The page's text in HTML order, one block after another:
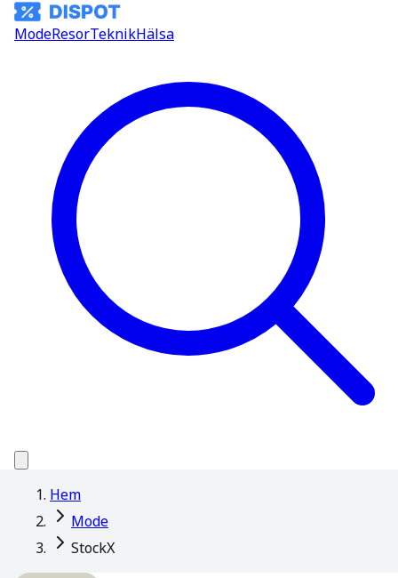
ModeResorTeknikHälsa
Hem
Mode
StockX